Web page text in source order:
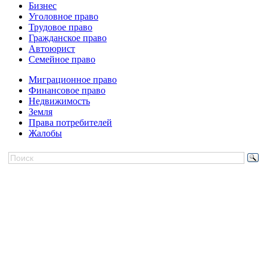
Бизнес
Уголовное право
Трудовое право
Гражданское право
Автоюрист
Семейное право
Миграционное право
Финансовое право
Недвижимость
Земля
Права потребителей
Жалобы